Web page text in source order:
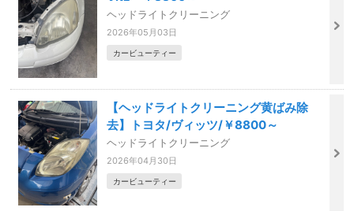
ヘッドライトクリーニング
2026年05月03日
カービューティー
【ヘッドライトクリーニング黄ばみ除
去】トヨタ/ヴィッツ/￥8800～
ヘッドライトクリーニング
2026年04月30日
カービューティー